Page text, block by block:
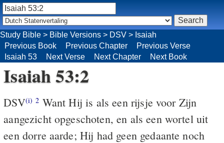
Isaiah 53:2
DSV(i) 2 Want Hij is als een rijsje voor Zijn
aangezicht opgeschoten, en als een wortel uit
een dorre aarde; Hij had geen gedaante noch
Study Bible > Bible Versions > DSV > Isaiah
Previous Book
Previous Chapter
Previous Verse
Isaiah 53
Next Verse Next Chapter Next Book